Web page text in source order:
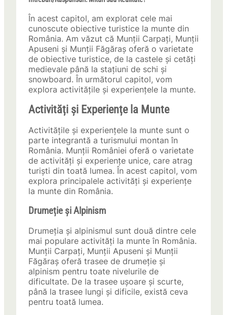
În acest capitol, am explorat cele mai
cunoscute obiective turistice la munte din
România. Am văzut că Munții Carpați, Munții
Apuseni și Munții Făgăraș oferă o varietate
de obiective turistice, de la castele și cetăți
medievale până la stațiuni de schi și
snowboard. În următorul capitol, vom
explora activitățile și experiențele la munte.
Activități și Experiențe la Munte
Activitățile și experiențele la munte sunt o
parte integrantă a turismului montan în
România. Munții României oferă o varietate
de activități și experiențe unice, care atrag
turiști din toată lumea. În acest capitol, vom
explora principalele activități și experiențe
la munte din România.
Drumeție și Alpinism
Drumeția și alpinismul sunt două dintre cele
mai populare activități la munte în România.
Munții Carpați, Munții Apuseni și Munții
Făgăraș oferă trasee de drumeție și
alpinism pentru toate nivelurile de
dificultate. De la trasee ușoare și scurte,
până la trasee lungi și dificile, există ceva
pentru toată lumea.